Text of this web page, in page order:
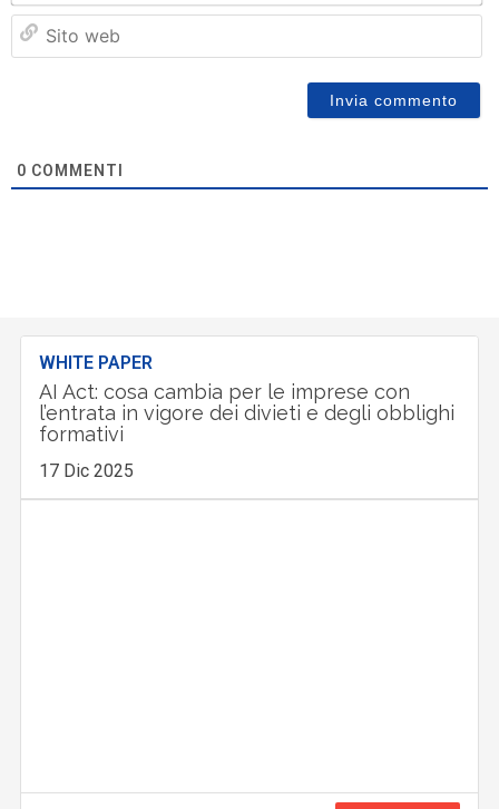
0 COMMENTI
WHITE PAPER
AI Act: cosa cambia per le imprese con
l’entrata in vigore dei divieti e degli obblighi
formativi
17 Dic 2025